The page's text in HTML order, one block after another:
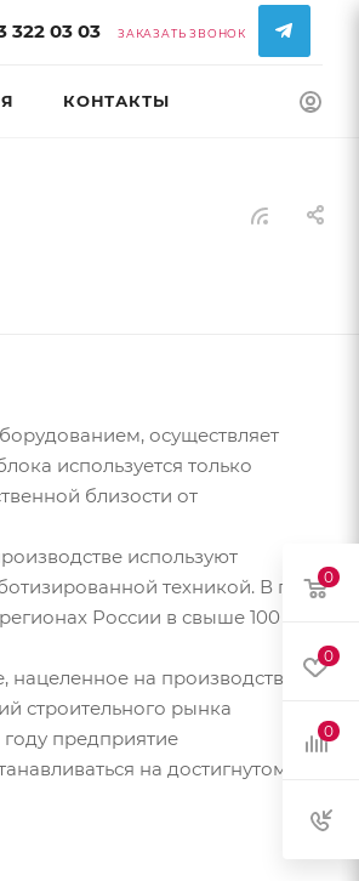
322 03 03 ЗАКАЗАТЬ ЗВОНОК
КОНТАКТЫ
осуществляет
используется только
близости от
используют
техникой. В год
России в свыше 100
на производство
строительного рынка
предприятие
на достигнутом не
0
0
0